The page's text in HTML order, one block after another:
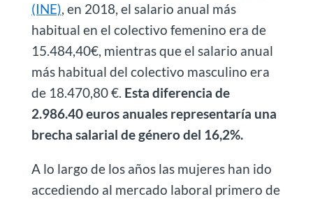
(INE), en 2018, el salario anual más
habitual en el colectivo femenino era de
15.484,40€, mientras que el salario anual
más habitual del colectivo masculino era
de 18.470,80 €. Esta diferencia de
2.986.40 euros anuales representaría una
brecha salarial de género del 16,2%.
A lo largo de los años las mujeres han ido
accediendo al mercado laboral primero de